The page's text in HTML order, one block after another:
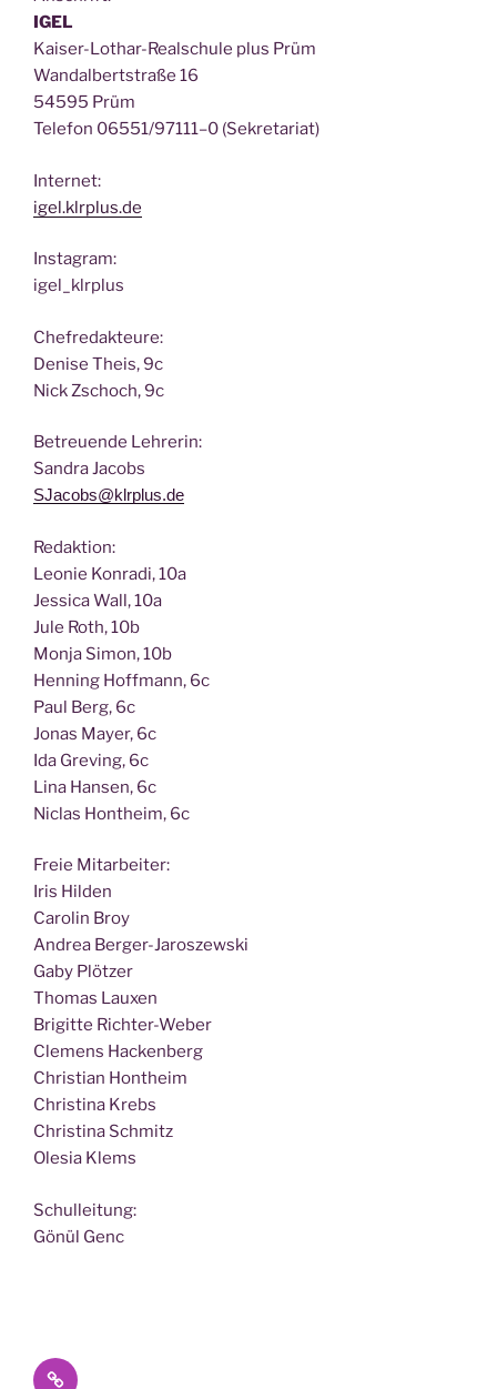
IGEL
Kai­ser-Lothar-Real­schu­le plus Prüm
Wan­dal­bert­stra­ße 16
54595 Prüm
Tele­fon 06551/97111–0 (Sekre­ta­ri­at)
Inter­net:
igel.klrplus.de
Insta­gram:
igel_klrplus
Chef­re­dak­teu­re:
Deni­se Theis, 9c
Nick Zscho­ch, 9c
Betreu­en­de Lehrerin:
San­dra Jacobs
SJacobs@klrplus.de
Redak­ti­on:
Leo­nie Kon­ra­di, 10a
Jes­si­ca Wall, 10a
Jule Roth, 10b
Mon­ja Simon, 10b
Hen­ning Hoff­mann, 6c
Paul Berg, 6c
Jonas May­er, 6c
Ida Gre­ving, 6c
Lina Han­sen, 6c
Nic­las Hont­heim, 6c
Freie Mit­ar­bei­ter:
Iris Hilden
Caro­lin Broy
Andrea Berger-Jaroszewski
Gaby Plötzer
Tho­mas Lauxen
Bri­git­te Richter-Weber
Cle­mens Hackenberg
Chris­ti­an Hontheim
Chris­ti­na Krebs
Chris­ti­na Schmitz
Ole­sia Klems
Schul­lei­tung:
Gönül Genc
Datenschutz